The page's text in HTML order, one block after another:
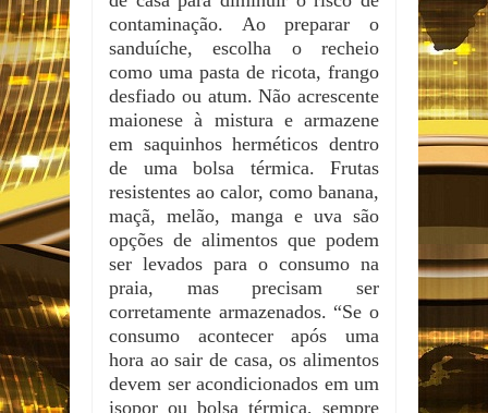
contaminação. Ao preparar o
sanduíche, escolha o recheio
como uma pasta de ricota, frango
desfiado ou atum. Não acrescente
maionese à mistura e armazene
em saquinhos herméticos dentro
de uma bolsa térmica. Frutas
resistentes ao calor, como banana,
maçã, melão, manga e uva são
opções de alimentos que podem
ser levados para o consumo na
praia, mas precisam ser
corretamente armazenados. “Se o
consumo acontecer após uma
hora ao sair de casa, os alimentos
devem ser acondicionados em um
isopor ou bolsa térmica, sempre